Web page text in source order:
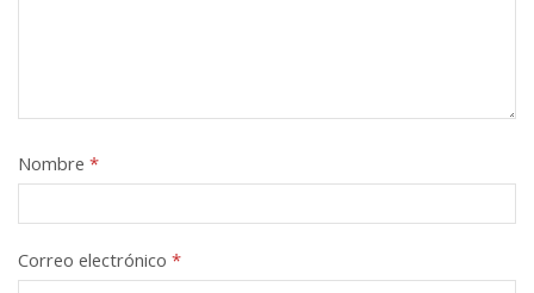
Nombre *
Correo electrónico *